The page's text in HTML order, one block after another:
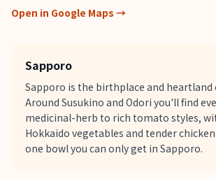
Open in Google Maps →
Sapporo
Sapporo is the birthplace and heartland
Around Susukino and Odori you'll find
medicinal-herb to rich tomato styles,
Hokkaido vegetables and tender
one bowl you can only get in Sapporo.